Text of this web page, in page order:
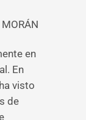
en
En
visto
de